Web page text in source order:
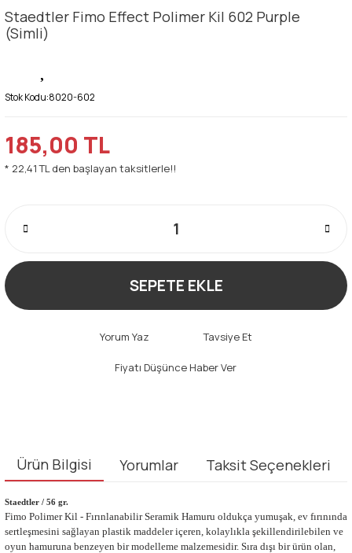
Staedtler Fimo Effect Polimer Kil 602 Purple
(Simli)
Stok Kodu:8020-602
185,00 TL
* 22,41 TL den başlayan taksitlerle!!
SEPETE EKLE
Yorum Yaz Tavsiye Et
Fiyatı Düşünce Haber Ver
Ürün Bilgisi Yorumlar Taksit Seçenekleri
Staedtler / 56 gr.
Fimo Polimer Kil - Fırınlanabilir Seramik Hamuru oldukça yumuşak, ev fırınında
sertleşmesini sağlayan plastik maddeler içeren, kolaylıkla şekillendirilebilen ve
oyun hamuruna benzeyen bir modelleme malzemesidir. Sıra dışı bir ürün olan,